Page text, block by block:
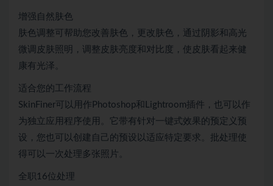
增强自然肤色
肤色调整可帮助您改善肤色，更改肤色，通过阴影和高光
微调皮肤照明，调整皮肤亮度和对比度，使皮肤看起来健
康有光泽。
适合您的工作流程
SkinFiner可以用作Photoshop和Lightroom插件，也可以作
为独立应用程序使用。它带有针对一键式效果的预定义预
设，您也可以创建自己的预设以适应特定要求。批处理使
得可以一次处理多张照片。
全职16位处理